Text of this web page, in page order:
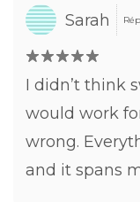
Sarah
I didn’t think
would work
wrong.
and it spans